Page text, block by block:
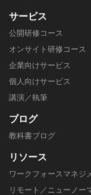
サービス
公開研修コース
オンサイト研修コース
企業向けサービス
個人向けサービス
講演／執筆
ブログ
教科書ブログ
リソース
ワークフォースマネジ
リモート／ニューノー